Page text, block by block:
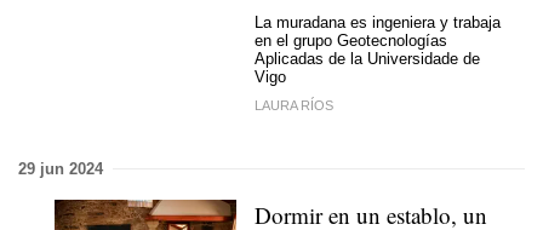
La muradana es ingeniera y trabaja
en el grupo Geotecnologías
Aplicadas de la Universidade de
Vigo
LAURA RÍOS
29 jun 2024
Dormir en un establo, un